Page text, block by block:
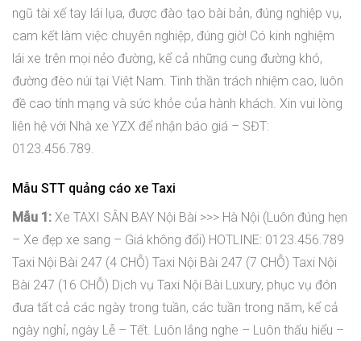
ngũ tài xế tay lái lụa, được đào tạo bài bản, đúng nghiệp vụ,
cam kết làm việc chuyên nghiệp, đúng giờ! Có kinh nghiệm
lái xe trên mọi nẻo đường, kể cả những cung đường khó,
đường đèo núi tại Việt Nam. Tinh thần trách nhiệm cao, luôn
đề cao tính mạng và sức khỏe của hành khách. Xin vui lòng
liên hệ với Nhà xe YZX để nhận báo giá – SĐT:
0123.456.789.
Mẫu STT quảng cáo xe Taxi
Mẫu 1: Xe TAXI SÂN BAY Nội Bài >>> Hà Nội (Luôn đúng hẹn
– Xe đẹp xe sang – Giá không đổi) HOTLINE: 0123.456.789
Taxi Nội Bài 247 (4 CHỖ) Taxi Nội Bài 247 (7 CHỖ) Taxi Nội
Bài 247 (16 CHỖ) Dịch vụ Taxi Nội Bài Luxury, phục vụ đón
đưa tất cả các ngày trong tuần, các tuần trong năm, kể cả
ngày nghỉ, ngày Lễ – Tết. Luôn lắng nghe – Luôn thấu hiểu –